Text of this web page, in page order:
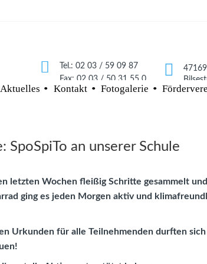
Tel.: 02 03 / 59 09 87
Fax: 02 03 / 50 31 55 0
Aktuelles Kontakt Fotogalerie
an unserer Schule
letzten Wochen fleißig Schritte gesammelt
ging es jeden Morgen aktiv und
Urkunden für alle Teilnehmenden durften